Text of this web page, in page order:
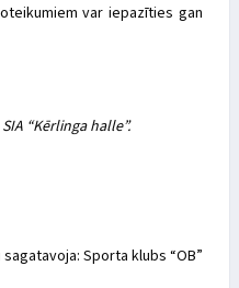
var iepazīties gan
“Kērlinga halle”.
Sporta klubs “OB”